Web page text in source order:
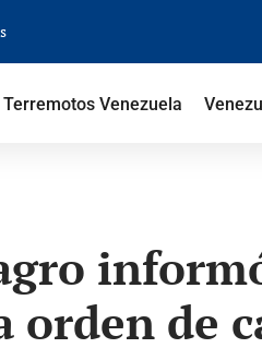
Terremotos Venezuela
orden de